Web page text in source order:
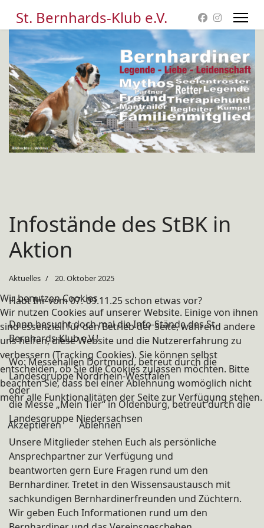
St. Bernhards-Klub e.V.
Infostände des StBK in
Aktion
Aktuelles 20. Oktober 2025
Habt Ihr vom 07.-09.11.25 schon etwas vor?
Dann besucht doch mal die Info-Stände des St.
Bernhards-Klub e.V.!
Wo: Messehallen Dortmund, betreut durch die
Landesgruppe Nordrhein-Westfalen
oder
die Messe „Mein Tier“ in Oldenburg, betreut durch die
Landesgruppe Niedersachsen
Unsere Mitglieder stehen Euch als persönliche
Ansprechpartner zur Verfügung und
beantworten gern Eure Fragen rund um den
Bernhardiner. Tretet in den Wissensaustausch mit
sachkundigen Bernhardinerfreunden und Züchtern.
Wir geben Euch Informationen rund um den
Wir benutzen Cookies
Wir nutzen Cookies auf unserer Website. Einige von ihnen
sind essenziell für den Betrieb der Seite, während andere
uns helfen, diese Website und die Nutzererfahrung zu
verbessern (Tracking Cookies). Sie können selbst
entscheiden, ob Sie die Cookies zulassen möchten. Bitte
beachten Sie, dass bei einer Ablehnung womöglich nicht
mehr alle Funktionalitäten der Seite zur Verfügung stehen.
Akzeptieren Ablehnen